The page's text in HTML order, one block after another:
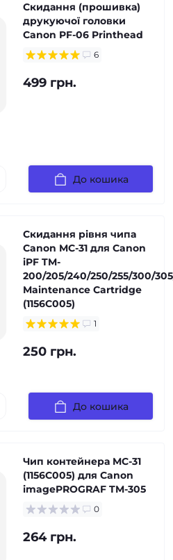
Скидання (прошивка)
друкуючої головки
Canon PF-06 Printhead
6
499 грн.
До кошика
Скидання рівня чипа
Canon MC-31 для Canon
iPF TM-
200/205/240/250/255/300/
Maintenance Cartridge
(1156C005)
1
250 грн.
До кошика
Чип контейнера MC-31
(1156C005) для Canon
imagePROGRAF TM-305
0
264 грн.